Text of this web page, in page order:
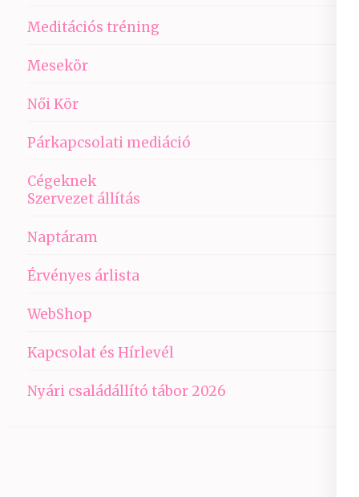
Meditációs tréning
Mesekör
Női Kör
Párkapcsolati mediáció
Cégeknek
Szervezet állítás
Naptáram
Érvényes árlista
WebShop
Kapcsolat és Hírlevél
Nyári családállító tábor 2026